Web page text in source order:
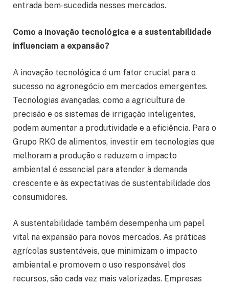
entrada bem-sucedida nesses mercados.
Como a inovação tecnológica e a sustentabilidade
influenciam a expansão?
A inovação tecnológica é um fator crucial para o
sucesso no agronegócio em mercados emergentes.
Tecnologias avançadas, como a agricultura de
precisão e os sistemas de irrigação inteligentes,
podem aumentar a produtividade e a eficiência. Para o
Grupo RKO de alimentos, investir em tecnologias que
melhoram a produção e reduzem o impacto
ambiental é essencial para atender à demanda
crescente e às expectativas de sustentabilidade dos
consumidores.
A sustentabilidade também desempenha um papel
vital na expansão para novos mercados. As práticas
agrícolas sustentáveis, que minimizam o impacto
ambiental e promovem o uso responsável dos
recursos, são cada vez mais valorizadas. Empresas